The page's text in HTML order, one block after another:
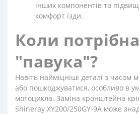
інших компонентів та
комфорт їзди.
Коли
"павука"?
Навіть найміцніші деталі з часом
або пошкоджуватися, особливо в
мотоцикла. Заміна кронштейна
Shineray XY200/250GY-9A може